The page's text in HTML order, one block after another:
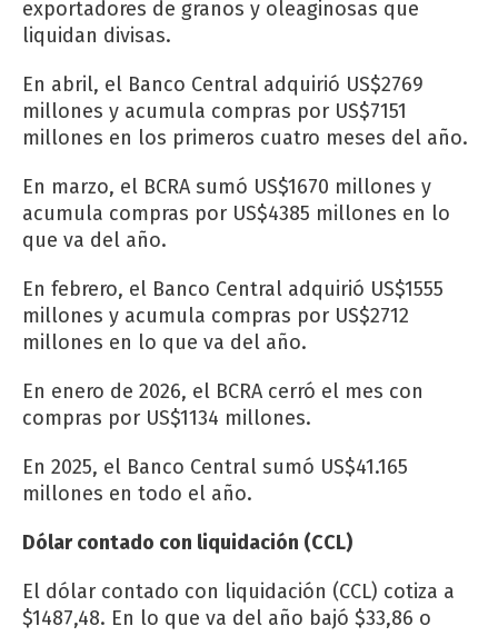
exportadores de granos y oleaginosas que
liquidan divisas.
En abril, el Banco Central adquirió US$2769
millones y acumula compras por US$7151
millones en los primeros cuatro meses del año.
En marzo, el BCRA sumó US$1670 millones y
acumula compras por US$4385 millones en lo
que va del año.
En febrero, el Banco Central adquirió US$1555
millones y acumula compras por US$2712
millones en lo que va del año.
En enero de 2026, el BCRA cerró el mes con
compras por US$1134 millones.
En 2025, el Banco Central sumó US$41.165
millones en todo el año.
Dólar contado con liquidación (CCL)
El dólar contado con liquidación (CCL) cotiza a
$1487,48. En lo que va del año bajó $33,86 o